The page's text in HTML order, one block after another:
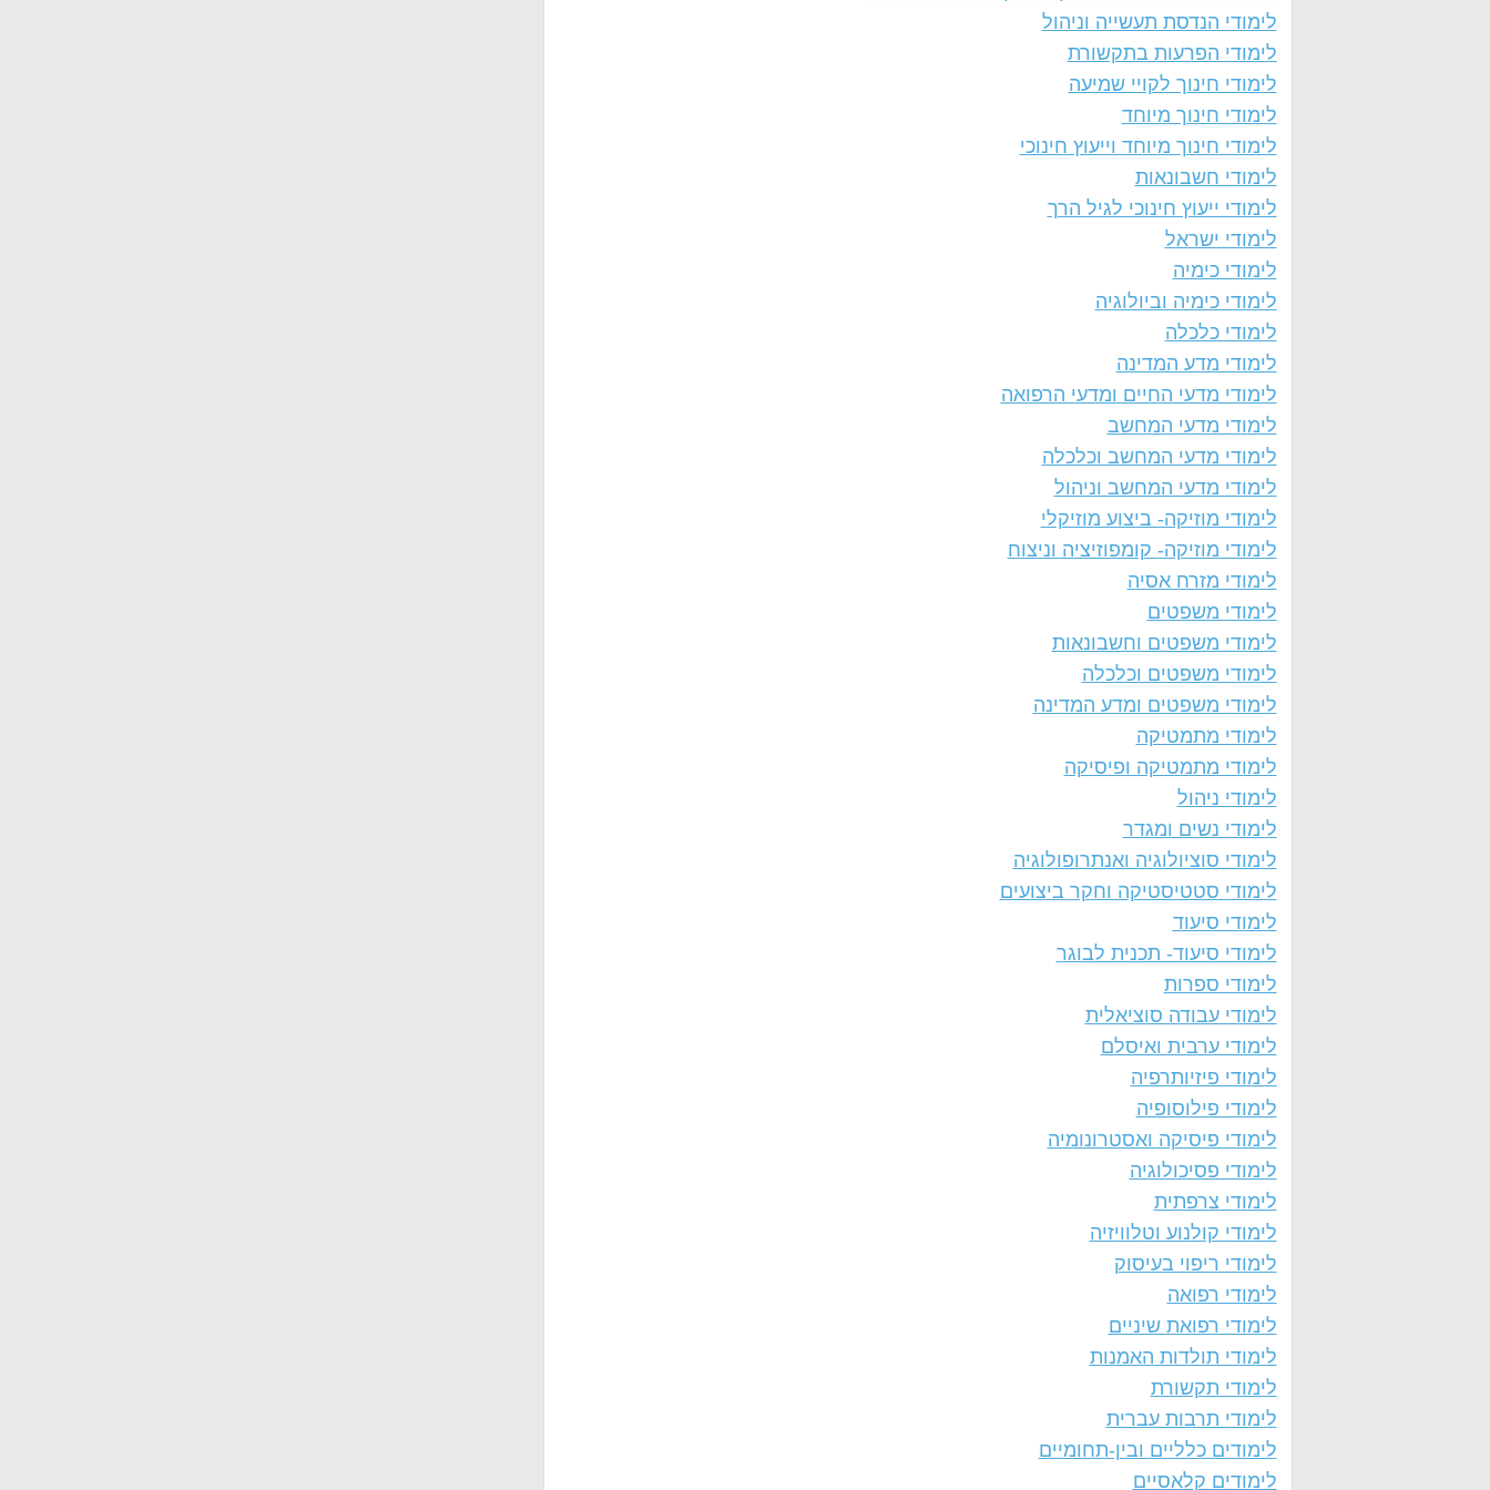
לימודי הנדסת תעשייה וניהול
לימודי הפרעות בתקשורת
לימודי חינוך לקויי שמיעה
לימודי חינוך מיוחד
לימודי חינוך מיוחד וייעוץ חינוכי
לימודי חשבונאות
לימודי ייעוץ חינוכי לגיל הרך
לימודי ישראל
לימודי כימיה
לימודי כימיה וביולוגיה
לימודי כלכלה
לימודי מדע המדינה
לימודי מדעי החיים ומדעי הרפואה
לימודי מדעי המחשב
לימודי מדעי המחשב וכלכלה
לימודי מדעי המחשב וניהול
לימודי מוזיקה- ביצוע מוזיקלי
לימודי מוזיקה- קומפוזיציה וניצוח
לימודי מזרח אסיה
לימודי משפטים
לימודי משפטים וחשבונאות
לימודי משפטים וכלכלה
לימודי משפטים ומדע המדינה
לימודי מתמטיקה
לימודי מתמטיקה ופיסיקה
לימודי ניהול
לימודי נשים ומגדר
לימודי סוציולוגיה ואנתרופולוגיה
לימודי סטטיסטיקה וחקר ביצועים
לימודי סיעוד
לימודי סיעוד- תכנית לבוגר
לימודי ספרות
לימודי עבודה סוציאלית
לימודי ערבית ואיסלם
לימודי פיזיותרפיה
לימודי פילוסופיה
לימודי פיסיקה ואסטרונומיה
לימודי פסיכולוגיה
לימודי צרפתית
לימודי קולנוע וטלוויזיה
לימודי ריפוי בעיסוק
לימודי רפואה
לימודי רפואת שיניים
לימודי תולדות האמנות
לימודי תקשורת
לימודי תרבות עברית
לימודים כלליים ובין-תחומיים
לימודים קלאסיים